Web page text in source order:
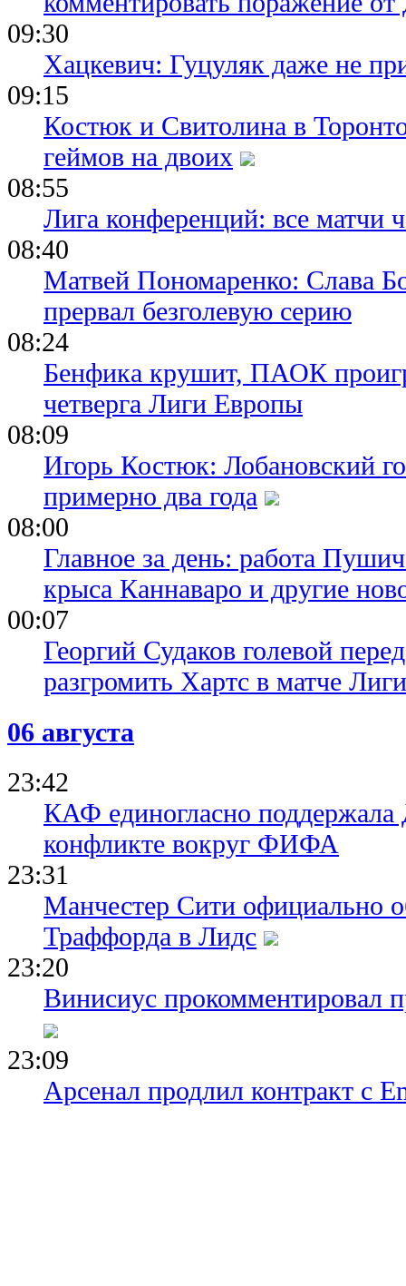
09:30
Хацкевич: Гуцуляк даже не
09:15
Костюк и Свитолина в
геймов на двоих
08:55
Лига конференций: все матчи
08:40
Матвей Пономаренко: Слава
прервал безголевую серию
08:24
Бенфика крушит, ПАОК
четверга Лиги Европы
08:09
Игорь Костюк: Лобановский
примерно два года
08:00
Главное за день: работа
крыса Каннаваро и другие
00:07
Георгий Судаков голевой
разгромить Хартс в матче
06 августа
23:42
КАФ единогласно
конфликте вокруг ФИФА
23:31
Манчестер Сити официально
Траффорда в Лидс
23:20
Винисиус прокомментировал
23:09
Арсенал продлил контракт с